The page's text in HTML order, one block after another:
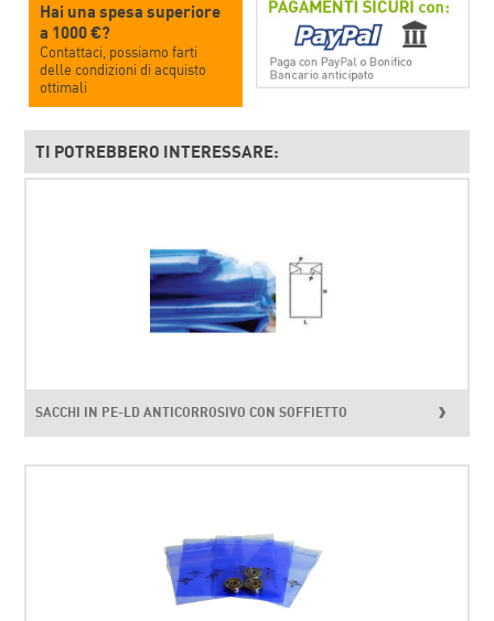
Hai una spesa superiore
a 1000 €?
Contattaci, possiamo farti
delle condizioni di acquisto
ottimali
TI POTREBBERO INTERESSARE:
SACCHI IN PE-LD ANTICORROSIVO CON SOFFIETTO